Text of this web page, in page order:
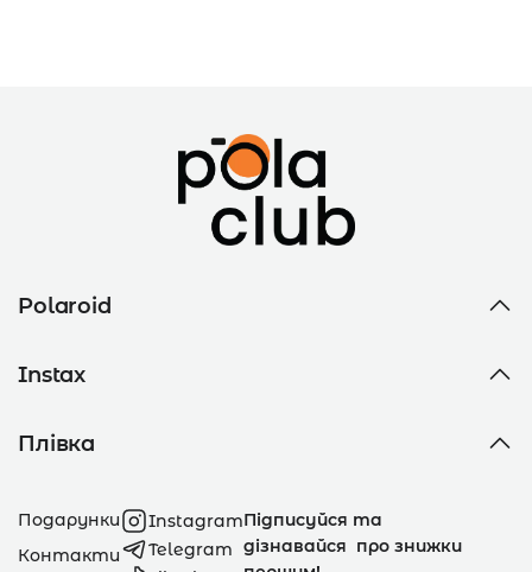
Polaroid
Instax
Плівка
Подарунки
Контакти
Instagram
Telegram
Підписуйся та
дізнавайся про знижки